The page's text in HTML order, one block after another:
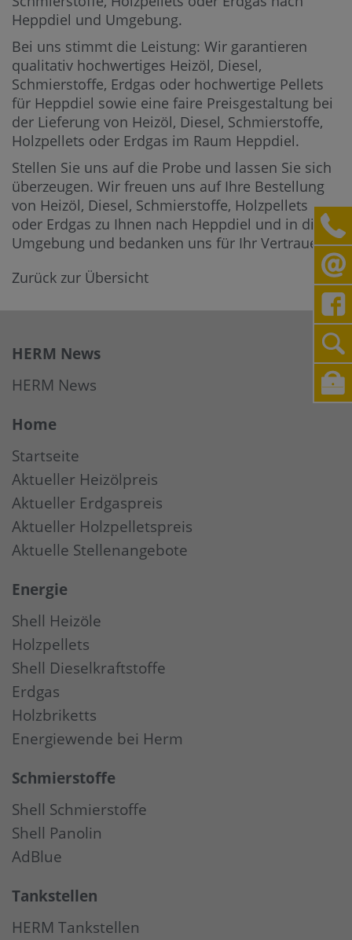
Heppdiel und Umgebung.
Bei uns stimmt die Leistung: Wir garantieren
qualitativ hochwertiges Heizöl, Diesel,
Schmierstoffe, Erdgas oder hochwertige Pellets
für Heppdiel sowie eine faire Preisgestaltung bei
der Lieferung von Heizöl, Diesel, Schmierstoffe,
Holzpellets oder Erdgas im Raum Heppdiel.
Stellen Sie uns auf die Probe und lassen Sie sich
überzeugen. Wir freuen uns auf Ihre Bestellung
von Heizöl, Diesel, Schmierstoffe, Holzpellets
oder Erdgas zu Ihnen nach Heppdiel und in die
Umgebung und bedanken uns für Ihr Vertrauen.
Zurück zur Übersicht
HERM News
HERM News
Home
Startseite
Aktueller Heizölpreis
Aktueller Erdgaspreis
Aktueller Holzpelletspreis
Aktuelle Stellenangebote
Energie
Shell Heizöle
Holzpellets
Shell Dieselkraftstoffe
Erdgas
Holzbriketts
Energiewende bei Herm
Schmierstoffe
Shell Schmierstoffe
Shell Panolin
AdBlue
Tankstellen
HERM Tankstellen